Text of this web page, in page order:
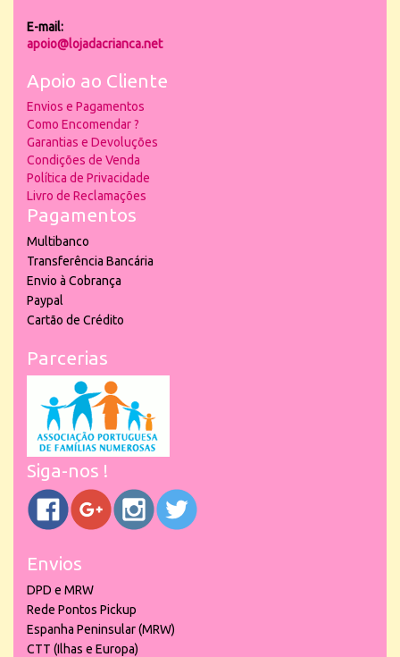
E-mail:
apoio@lojadacrianca.net
Apoio ao Cliente
Envios e Pagamentos
Como Encomendar ?
Garantias e Devoluções
Condições de Venda
Política de Privacidade
Livro de Reclamações
Pagamentos
Multibanco
Transferência Bancária
Envio à Cobrança
Paypal
Cartão de Crédito
Parcerias
Siga-nos !
Envios
DPD e MRW
Rede Pontos Pickup
Espanha Peninsular (MRW)
CTT (Ilhas e Europa)